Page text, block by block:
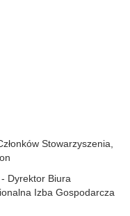
Stowarzyszenia,
- Dyrektor Biura
Izba Gospodarcza